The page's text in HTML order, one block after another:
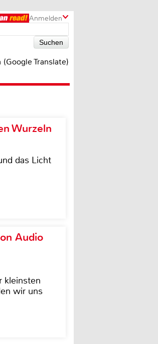
Anmelden
(Google Translate)
Wurzeln
das Licht
Audio
kleinsten
wir uns